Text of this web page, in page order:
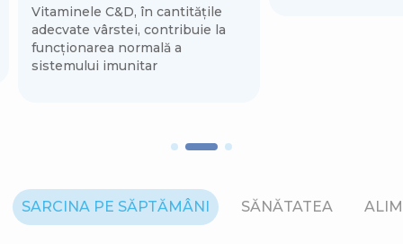
Vitaminele C&D, în cantitățile
adecvate vârstei, contribuie la
funcționarea normală a
sistemului imunitar
SARCINA PE SĂPTĂMÂNI SĂNĂTATEA